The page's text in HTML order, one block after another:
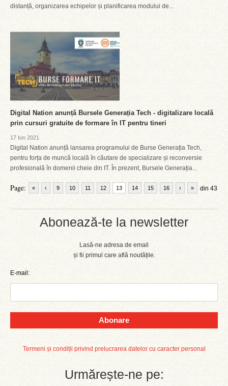
Abonează-te la newsletter
Lasă-ne adresa de email
și fii primul care află noutățile.
E-mail:
Abonare
Termeni și condiții privind prelucrarea datelor cu caracter personal
Urmărește-ne pe:
distanță, organizarea echipelor și planificarea modului de...
Digital Nation anunță Bursele Generația Tech - digitalizare locală
prin cursuri gratuite de formare în IT pentru tineri
17 Iun 2021
Digital Nation anunță lansarea programului de Burse Generația Tech,
pentru forța de muncă locală în căutare de specializare și reconversie
profesională în domenii cheie din IT. În prezent, Bursele Generația...
Page: « ‹ 9 10 11 12 13 14 15 16 din 43
› »